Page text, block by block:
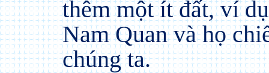
thêm một ít đất, ví
Nam Quan và họ
chúng ta.